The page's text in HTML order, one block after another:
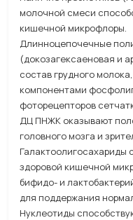
молочной смеси
кишечной микрофлоры.
Длинноцепочечные
(докозагексаеновая и
состав грудного
компонентами
фоторецепторов
ДЦ ПНЖК оказывают
головного мозга и
здоровой кишечной
бифидо- и
для поддержания
Нуклеотиды